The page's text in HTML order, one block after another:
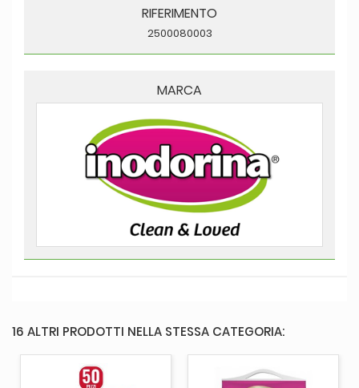
RIFERIMENTO
2500080003
MARCA
16 ALTRI PRODOTTI NELLA STESSA CATEGORIA: